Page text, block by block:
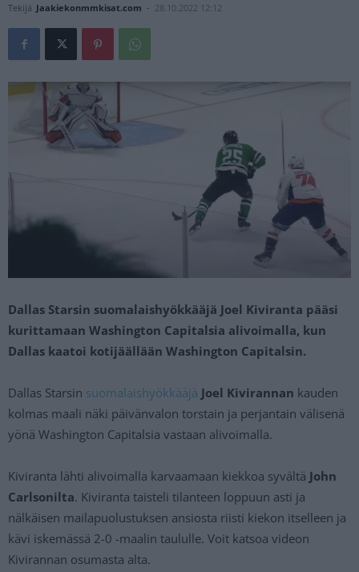
Tekijä Jaakiekonmmkisat.com - 28.10.2022 12:12
Dallas Starsin suomalaishyökkääjä Joel Kiviranta pääsi
kurittamaan Washington Capitalsia alivoimalla, kun
Dallas kaatoi kotijäällään Washington Capitalsin.
Dallas Starsin suomalaishyökkääjä Joel Kivirannan kauden
kolmas maali näki päivänvalon torstain ja perjantain välisenä
yönä Washington Capitalsia vastaan alivoimalla.
Kiviranta lähti alivoimalla karvaamaan kiekkoa syvältä John
Carlsonilta. Kiviranta taisteli tilanteen loppuun asti ja
nälkäisen mailapuolustuksen ansiosta riisti kiekon itselleen ja
kävi iskemässä 2-0 -maalin taululle. Voit katsoa videon
Kivirannan osumasta alta.